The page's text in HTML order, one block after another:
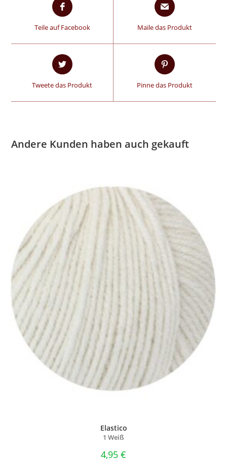
Teile auf Facebook Maile das Produkt
Tweete das Produkt Pinne das Produkt
Andere Kunden haben auch gekauft
Elastico
1 Weiß
4,95 €